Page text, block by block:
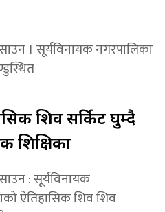
। सूर्यविनायक नगरपालिका
शिव सर्किट घुम्दै
शिक्षिका
: सूर्यविनायक
ऐतिहासिक शिव शिव